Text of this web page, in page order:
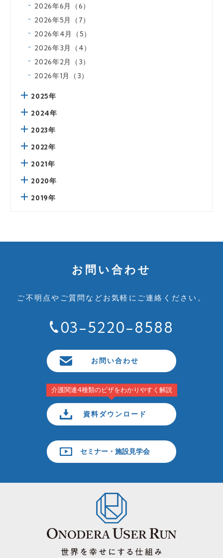
2026年6月（6）
2026年5月（7）
2026年4月（5）
2026年3月（4）
2026年2月（3）
2026年1月（3）
2025年
2024年
2023年
2022年
2021年
2020年
2019年
お問い合わせ
ご不明点やご質問などお気軽にご連絡ください。
03-5220-8588
お問い合わせ
介護関連4種類のビザをわかりやすく解説
資料ダウンロード
セミナー・施設見学会